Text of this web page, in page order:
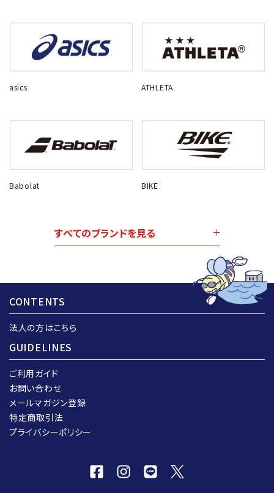
asics ATHLETA
Babolat BIKE
すべてのブランドを見る
CONTENTS
法人の方はこちら
GUIDELINES
ご利用ガイド
お問い合わせ
メールマガジン登録
特定商取引法
プライバシーポリシー